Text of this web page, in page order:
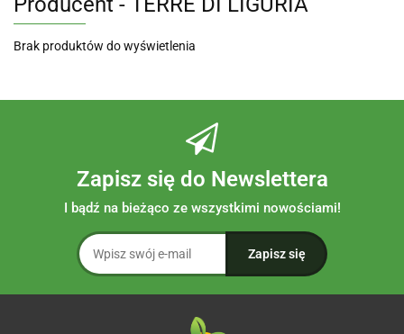
Brak produktów do wyświetlenia
Zapisz się do Newslettera
I bądź na bieżąco ze wszystkimi nowościami!